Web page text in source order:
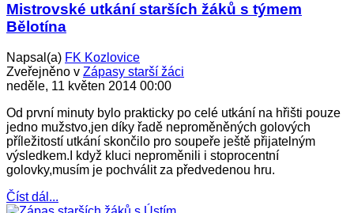
Mistrovské utkání starších žáků s týmem
Bělotína
Napsal(a) FK Kozlovice
Zveřejněno v Zápasy starší žáci
neděle, 11 květen 2014 00:00
Od první minuty bylo prakticky po celé utkání na hřišti pouze
jedno mužstvo,jen díky řadě neproměněných golových
příležitostí utkání skončilo pro soupeře ještě přijatelným
výsledkem.I když kluci neproměnili i stoprocentní
golovky,musím je pochválit za předvedenou hru.
Číst dál...